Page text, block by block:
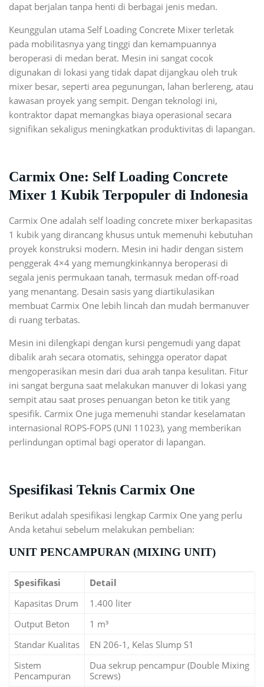
dapat berjalan tanpa henti di berbagai jenis medan.
Keunggulan utama Self Loading Concrete Mixer terletak
pada mobilitasnya yang tinggi dan kemampuannya
beroperasi di medan berat. Mesin ini sangat cocok
digunakan di lokasi yang tidak dapat dijangkau oleh truk
mixer besar, seperti area pegunungan, lahan berlereng, atau
kawasan proyek yang sempit. Dengan teknologi ini,
kontraktor dapat memangkas biaya operasional secara
signifikan sekaligus meningkatkan produktivitas di lapangan.
Carmix One: Self Loading Concrete
Mixer 1 Kubik Terpopuler di Indonesia
Carmix One adalah self loading concrete mixer berkapasitas
1 kubik yang dirancang khusus untuk memenuhi kebutuhan
proyek konstruksi modern. Mesin ini hadir dengan sistem
penggerak 4×4 yang memungkinkannya beroperasi di
segala jenis permukaan tanah, termasuk medan off-road
yang menantang. Desain sasis yang diartikulasikan
membuat Carmix One lebih lincah dan mudah bermanuver
di ruang terbatas.
Mesin ini dilengkapi dengan kursi pengemudi yang dapat
dibalik arah secara otomatis, sehingga operator dapat
mengoperasikan mesin dari dua arah tanpa kesulitan. Fitur
ini sangat berguna saat melakukan manuver di lokasi yang
sempit atau saat proses penuangan beton ke titik yang
spesifik. Carmix One juga memenuhi standar keselamatan
internasional ROPS-FOPS (UNI 11023), yang memberikan
perlindungan optimal bagi operator di lapangan.
Spesifikasi Teknis Carmix One
Berikut adalah spesifikasi lengkap Carmix One yang perlu
Anda ketahui sebelum melakukan pembelian:
UNIT PENCAMPURAN (MIXING UNIT)
Spesifikasi
Detail
Kapasitas Drum
1.400 liter
Output Beton
1 m³
Standar Kualitas
EN 206-1, Kelas Slump S1
Sistem
Pencampuran
Dua sekrup pencampur (Double Mixing
Screws)